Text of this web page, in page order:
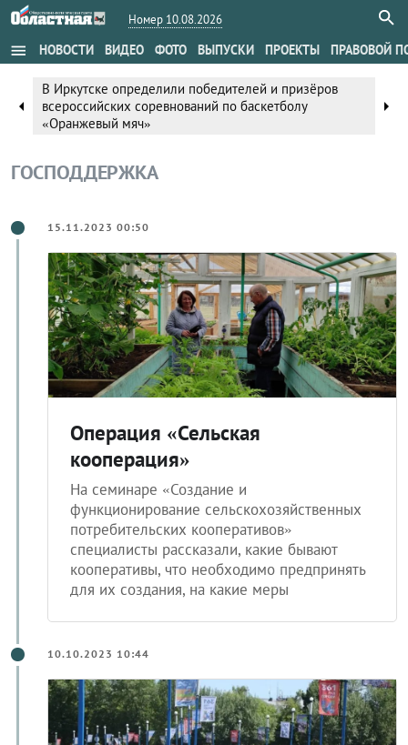
Номер 10.08.2026
menu НОВОСТИ ВИДЕО ФОТО ВЫПУСКИ ПРОЕКТЫ ПРАВОВОЙ
arrow_left
В Иркутске определили победителей и призёров
всероссийских соревнований по баскетболу
«Оранжевый мяч»
arrow_right
ГОСПОДДЕРЖКА
15.11.2023 00:50
Операция «Сельская
кооперация»
На семинаре «Создание и
функционирование сельскохозяйственных
потребительских кооперативов»
специалисты рассказали, какие бывают
кооперативы, что необходимо предпринять
для их создания, на какие меры
10.10.2023 10:44